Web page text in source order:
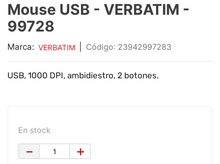
Mouse USB - VERBATIM -
99728
Marca: VERBATIM : 23942997283
USB, 1000 DPI, ambidiestro, 2 botones.
En stock
＋
－
marcadores
8.
teclado